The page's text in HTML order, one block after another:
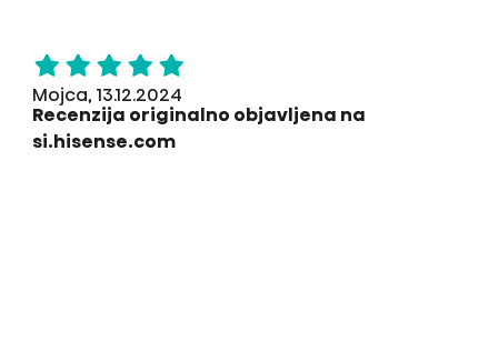
Mojca, 13.12.2024
Recenzija originalno objavljena na
si.hisense.com